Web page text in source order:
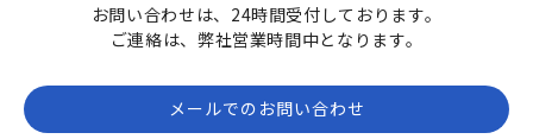
お問い合わせは、24時間受付しております。
ご連絡は、弊社営業時間中となります。
メールでのお問い合わせ